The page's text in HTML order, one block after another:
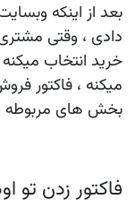
بعد از اینکه
دادی ، وقتی
خرید انتخاب
میکنه ، فاکتور
بخش های مربوطه
فاکتور زدن تو